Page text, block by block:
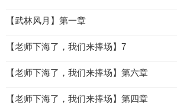
【武林风月】第一章
【老师下海了，我们来捧场】7
【老师下海了，我们来捧场】第六章
【老师下海了，我们来捧场】第四章